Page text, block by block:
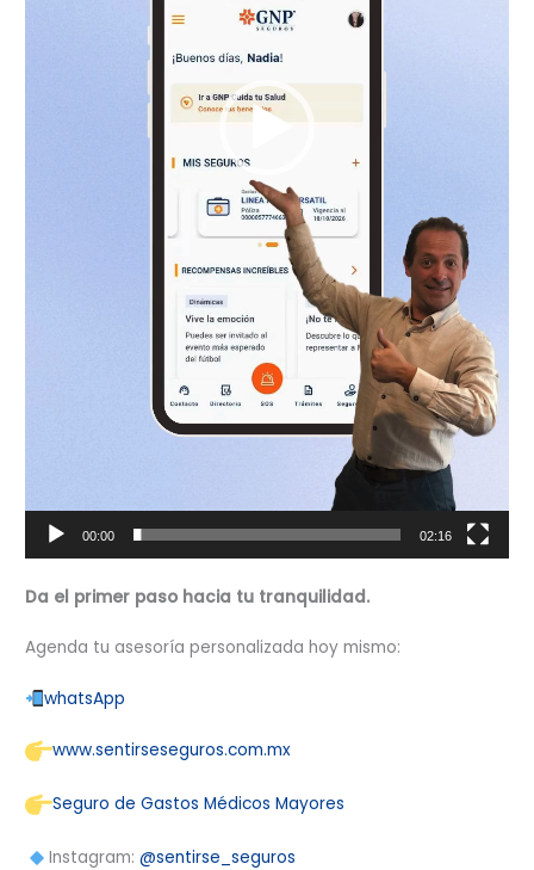
00:00 02:16
Da el primer paso hacia tu tranquilidad.
Agenda tu asesoría personalizada hoy mismo:
whatsApp
www.sentirseseguros.com.mx
Seguro de Gastos Médicos Mayores
Instagram:@sentirse_seguros